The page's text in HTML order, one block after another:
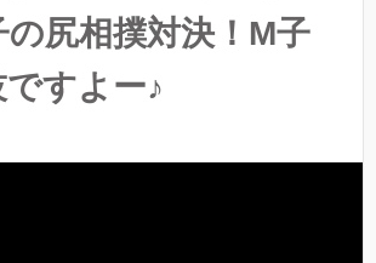
の尻相撲対決！M子
すよー♪